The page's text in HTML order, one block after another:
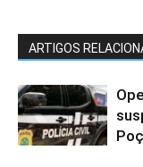
ARTIGOS